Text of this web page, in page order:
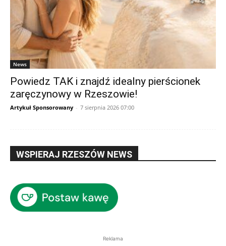
News
Powiedz TAK i znajdź idealny pierścionek
zaręczynowy w Rzeszowie!
Artykuł Sponsorowany - 7 sierpnia 2026 07:00
WSPIERAJ RZESZÓW NEWS
Reklama